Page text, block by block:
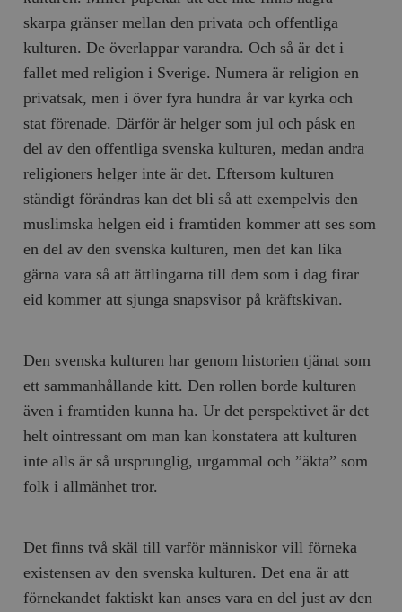
skarpa gränser mellan den privata och offentliga
kulturen. De överlappar varandra. Och så är det i
fallet med religion i Sverige. Numera är religion en
privatsak, men i över fyra hundra år var kyrka och
stat förenade. Därför är helger som jul och påsk en
del av den offentliga svenska kulturen, medan andra
religioners helger inte är det. Eftersom kulturen
ständigt förändras kan det bli så att exempelvis den
muslimska helgen eid i framtiden kommer att ses som
en del av den svenska kulturen, men det kan lika
gärna vara så att ättlingarna till dem som i dag firar
eid kommer att sjunga snapsvisor på kräftskivan.
Den svenska kulturen har genom historien tjänat som
ett sammanhållande kitt. Den rollen borde kulturen
även i framtiden kunna ha. Ur det perspektivet är det
helt ointressant om man kan konstatera att kulturen
inte alls är så ursprunglig, urgammal och ”äkta” som
folk i allmänhet tror.
Det finns två skäl till varför människor vill förneka
existensen av den svenska kulturen. Det ena är att
förnekandet faktiskt kan anses vara en del just av den